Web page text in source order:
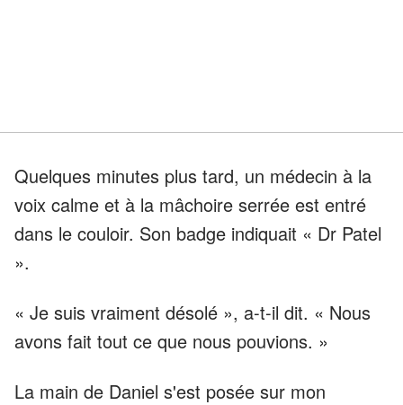
Quelques minutes plus tard, un médecin à la
voix calme et à la mâchoire serrée est entré
dans le couloir. Son badge indiquait « Dr Patel
».
« Je suis vraiment désolé », a-t-il dit. « Nous
avons fait tout ce que nous pouvions. »
La main de Daniel s'est posée sur mon